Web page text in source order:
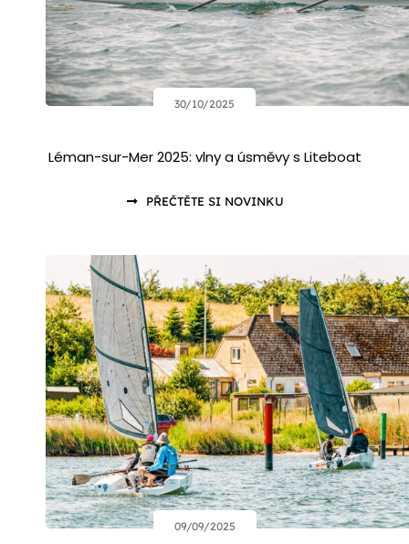
30/10/2025
Léman-sur-Mer 2025: vlny a úsměvy s Liteboat
PŘEČTĚTE SI NOVINKU
09/09/2025